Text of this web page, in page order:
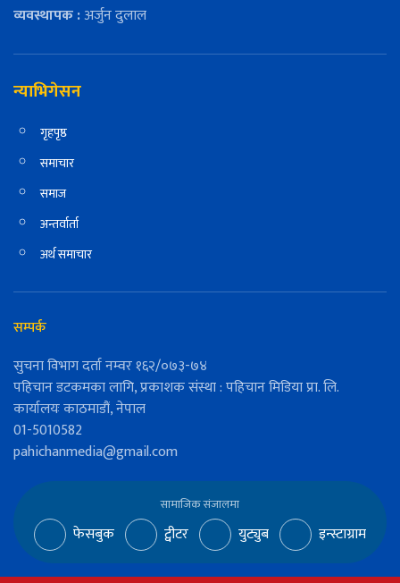
व्यवस्थापक :अर्जुन दुलाल
न्याभिगेसन
गृहपृष्ठ
समाचार
समाज
अन्तर्वार्ता
अर्थ समाचार
सम्पर्क
सुचना विभाग दर्ता नम्वर १६२/०७३-७४
पहिचान डटकमका लागि, प्रकाशक संस्था : पहिचान मिडिया प्रा. लि.
कार्यालयः काठमाडौं, नेपाल
01-5010582
pahichanmedia@gmail.com
सामाजिक संजालमा
फेसबुक ट्वीटर युट्युब इन्स्टाग्राम